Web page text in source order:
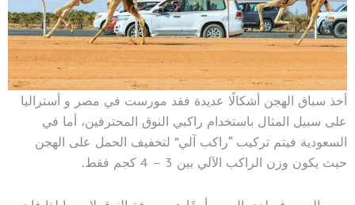
أخذ سباق الهجن أشكالًا عديدة فقد مورست في مصر و أستراليا
على سبيل المثال باستخدام راكبي النوق المحترفين، أما في
السعودية فيتم تركيب “راكب آلي” لتخفيف الحمل على الهجن
حيث يكون وزن الراكب الآلي بين 3 – 4 كجم فقط.